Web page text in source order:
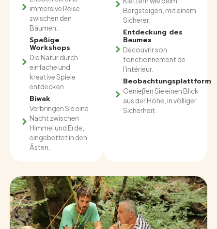
immersive Reise
zwischen den
Bäumen.
Spaßige
Workshops
Die Natur durch
einfache und
kreative Spiele
entdecken.
Biwak
Verbringen Sie eine
Nacht zwischen
Himmel und Erde,
eingebettet in den
Ästen.
Bergsteigen, mit einem
Sicherer.
Entdeckung des
Baumes
Découvrir son
fonctionnement de
l'intérieur.
Beobachtungsplattform
Genießen Sie einen Blick
aus der Höhe, in völliger
Sicherheit.